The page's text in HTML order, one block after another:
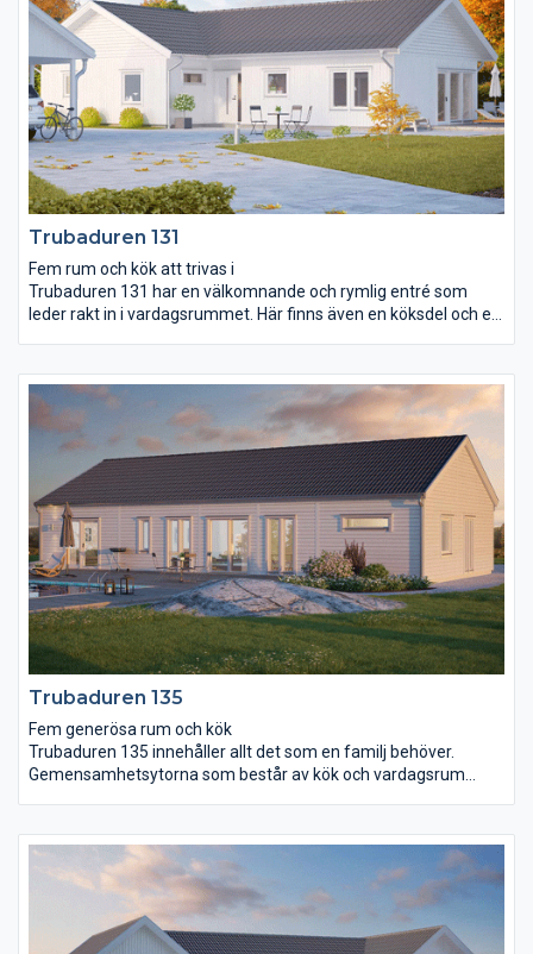
130 har också en avskild avdelning utmärkt för barnen och
ungdomarna att styra och ställa över.
Trubaduren 131
Fem rum och kök att trivas i
Trubaduren 131 har en välkomnande och rymlig entré som
leder rakt in i vardagsrummet. Här finns även en köksdel och en
olika syften och två dörrar leder ut till trädgård och terrass.
Huset har även gott om plats för familjeliv och avkoppling.
Allrummet binder på ett smidigt sätt ihop de tre sovrummen,
badrummet, wc, klädkammaren och rummet för klädvård.
Trubaduren 135
Fem generösa rum och kök
Trubaduren 135 innehåller allt det som en familj behöver.
Gemensamhetsytorna som består av kök och vardagsrum
lätt ut på uteplatsen där härliga sommarkvällar väntar. Det
separerade föräldrasovrummet har gott om
förvaringsmöjligheter, det är utrustat med både
skjutdörrsgarderob och klädkammare. I andra änden av huset
ligger ytterligare två sovrum, badrum och allrum.